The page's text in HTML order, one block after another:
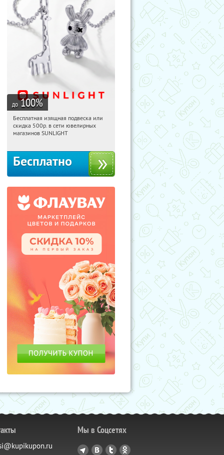
до 100%
11:35:40 Получили:
Россия
Бесплатная изящная подвеска или
скидка 500р. в сети ювелирных
магазинов SUNLIGHT
Бесплатно
Мы в Соцсетях